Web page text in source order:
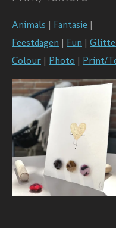
Animals | Fantasie |
Feestdagen | Fun |
Colour | Photo | Print/